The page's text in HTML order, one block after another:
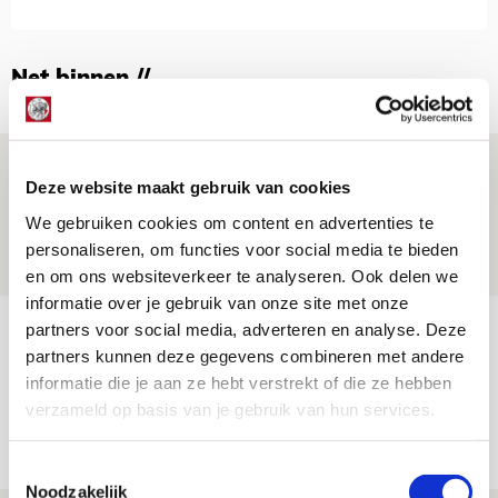
Deze website maakt gebruik van cookies
We gebruiken cookies om content en advertenties te
personaliseren, om functies voor social media te bieden
en om ons websiteverkeer te analyseren. Ook delen we
informatie over je gebruik van onze site met onze
partners voor social media, adverteren en analyse. Deze
partners kunnen deze gegevens combineren met andere
informatie die je aan ze hebt verstrekt of die ze hebben
verzameld op basis van je gebruik van hun services.
Noodzakelijk
Net binnen //
mijn hoofd spoken’
07 AUGUSTUS 2026 - 20:02
NIEUWS
Míchel geeft blessure-update en
spreekt over Godts, Baas en
aanwinsten